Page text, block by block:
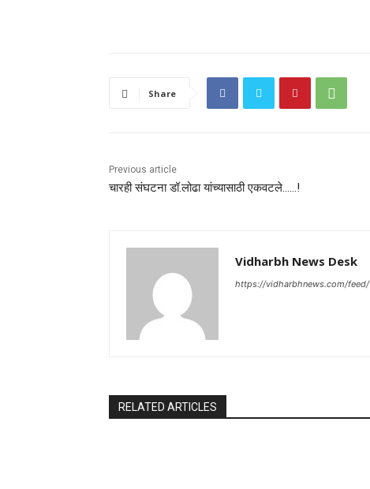
Share
Previous article
चारही संघटना डॉ.लोढा यांच्यासाठी एकवटले……!
Vidharbh News Desk
https://vidharbhnews.com/feed/
RELATED ARTICLES